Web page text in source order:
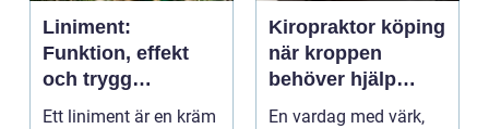
Liniment:
Funktion, effekt
och trygg
användning
Ett liniment är en kräm
Kiropraktor köping
när kroppen
behöver hjälp
tillbaka
En vardag med värk,